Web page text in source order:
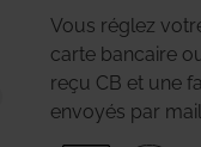
Vous réglez
carte bancaire
reçu CB et une
envoyés par